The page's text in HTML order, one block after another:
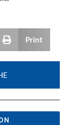
Print